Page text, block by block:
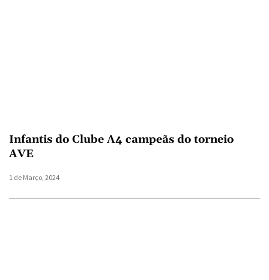
Infantis do Clube A4 campeãs do torneio
AVE
1 de Março, 2024